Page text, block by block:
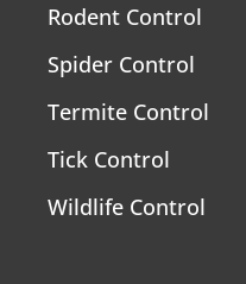
Rodent Control
Spider Control
Termite Control
Tick Control
Wildlife Control